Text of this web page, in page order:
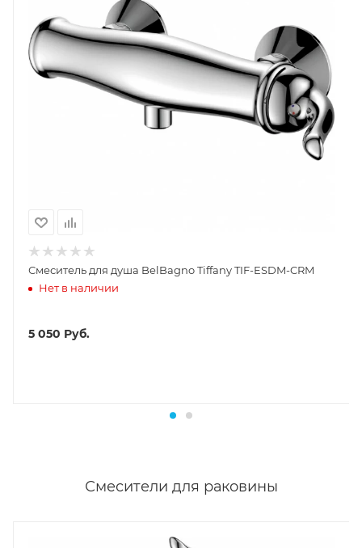
Смеситель для душа BelBagno Tiffany TIF-ESDM-CRM
Нет в наличии
5 050 Руб.
Смесители для раковины